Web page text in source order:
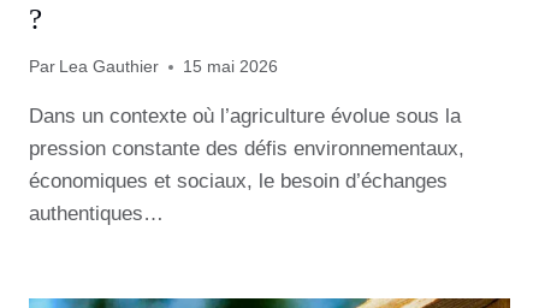
?
Par Lea Gauthier 15 mai 2026
Dans un contexte où l’agriculture évolue sous la
pression constante des défis environnementaux,
économiques et sociaux, le besoin d’échanges
authentiques…